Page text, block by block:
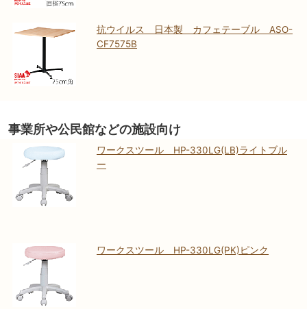
抗ウイルス 日本製 カフェテーブル ASO-
CF7575B
事業所や公民館などの施設向け
ワークスツール HP-330LG(LB)ライトブル
ー
ワークスツール HP-330LG(PK)ピンク